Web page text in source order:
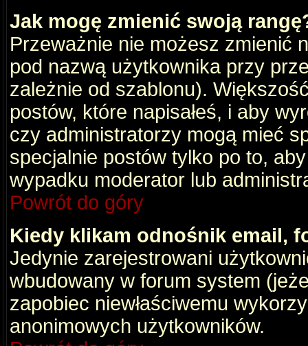
Jak mogę zmienić swoją
Przeważnie nie możesz zmienić
pod nazwą użytkownika przy
zależnie od szablonu).
postów, które napisałeś, i aby
czy administratorzy mogą mieć
specjalnie postów tylko po to,
wypadku moderator lub
Powrót do góry
Kiedy klikam odnośnik email,
Jedynie zarejestrowani
wbudowany w forum system
zapobiec niewłaściwemu
anonimowych użytkowników.